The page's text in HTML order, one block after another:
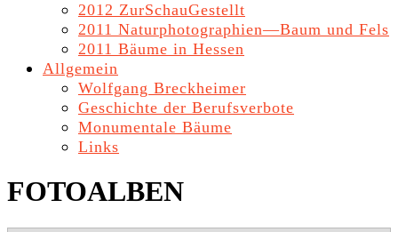
2012 ZurSchauGestellt
2011 Naturphotographien—Baum und Fels
2011 Bäume in Hessen
Allgemein
Wolfgang Breckheimer
Geschichte der Berufsverbote
Monumentale Bäume
Links
FOTOALBEN